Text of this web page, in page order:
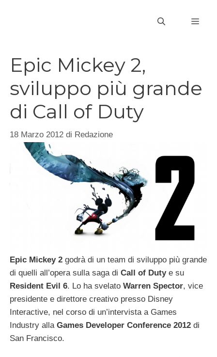
Epic Mickey 2,
sviluppo più grande
di Call of Duty
18 Marzo 2012 di Redazione
Epic Mickey 2 godrà di un team di sviluppo più grande
di quelli all’opera sulla saga di Call of Dutye su
Resident Evil 6. Lo ha svelato Warren Spector, vice
presidente e direttore creativo presso Disney
Interactive, nel corso di un’intervista a Games
Industry alla Games Developer Conference 2012 di
San Francisco.